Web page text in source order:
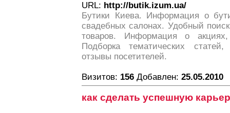
URL: http://butik.izum.ua/
Бутики Киева. Информация о
свадебных салонах. Удобный
товаров. Информация о
Подборка тематических
отзывы посетителей.
Визитов: 156 Добавлен: 25.05.2010
как сделать успешную